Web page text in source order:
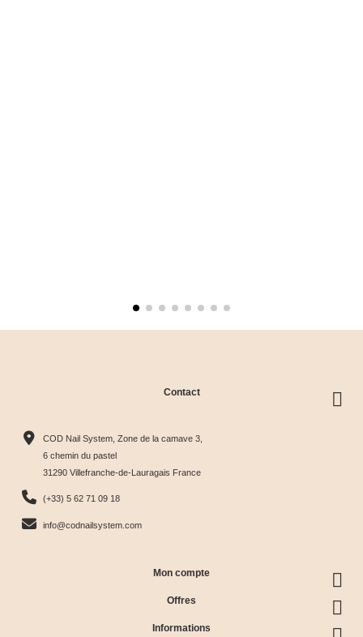
Contact
COD Nail System, Zone de la camave 3,
6 chemin du pastel
31290 Villefranche-de-Lauragais France
(+33) 5 62 71 09 18
info@codnailsystem.com
Mon compte
Offres
Informations